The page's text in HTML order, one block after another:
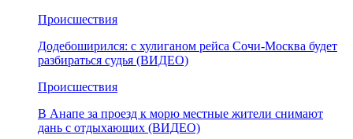
Происшествия
Додебоширился: с хулиганом рейса Сочи-Москва будет
разбираться судья (ВИДЕО)
Происшествия
В Анапе за проезд к морю местные жители снимают
дань с отдыхающих (ВИДЕО)